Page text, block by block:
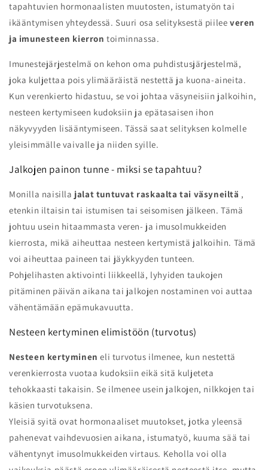
tapahtuvien hormonaalisten muutosten, istumatyön tai
ikääntymisen yhteydessä. Suuri osa selityksestä piileeveren
ja imunesteen kierron toiminnassa.
Imunestejärjestelmä on kehon oma puhdistusjärjestelmä,
joka kuljettaa pois ylimääräistä nestettä ja kuona-aineita.
Kun verenkierto hidastuu, se voi johtaa väsyneisiin jalkoihin,
nesteen kertymiseen kudoksiin ja epätasaisen ihon
näkyvyyden lisääntymiseen. Tässä saat selityksen kolmelle
yleisimmälle vaivalle ja niiden syille.
Jalkojen painon tunne - miksi se tapahtuu?
Monilla naisilla jalat tuntuvat raskaalta tai väsyneiltä ,
etenkin iltaisin tai istumisen tai seisomisen jälkeen. Tämä
johtuu usein hitaammasta veren- ja imusolmukkeiden
kierrosta, mikä aiheuttaa nesteen kertymistä jalkoihin. Tämä
voi aiheuttaa paineen tai jäykkyyden tunteen.
Pohjelihasten aktivointi liikkeellä, lyhyiden taukojen
pitäminen päivän aikana tai jalkojen nostaminen voi auttaa
vähentämään epämukavuutta.
Nesteen kertyminen elimistöön (turvotus)
Nesteen kertyminen eli turvotus ilmenee, kun nestettä
verenkierrosta vuotaa kudoksiin eikä sitä kuljeteta
tehokkaasti takaisin. Se ilmenee usein jalkojen, nilkkojen tai
käsien turvotuksena.
Yleisiä syitä ovat hormonaaliset muutokset, jotka yleensä
pahenevat vaihdevuosien aikana, istumatyö, kuuma sää tai
vähentynyt imusolmukkeiden virtaus. Keholla voi olla